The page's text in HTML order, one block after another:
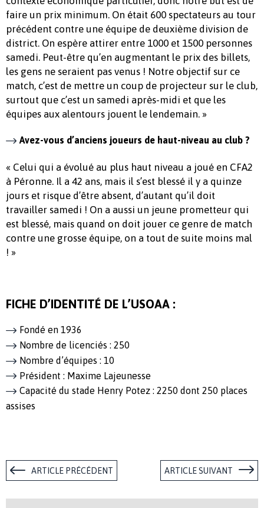
faire un prix minimum. On était 600 spectateurs au tour
précédent contre une équipe de deuxième division de
district. On espère attirer entre 1000 et 1500 personnes
samedi. Peut-être qu’en augmentant le prix des billets,
les gens ne seraient pas venus ! Notre objectif sur ce
match, c’est de mettre un coup de projecteur sur le club,
surtout que c’est un samedi après-midi et que les
équipes aux alentours jouent le lendemain. »
Avez-vous d’anciens joueurs de haut-niveau au club ?
« Celui qui a évolué au plus haut niveau a joué en CFA2
à Péronne. Il a 42 ans, mais il s’est blessé il y a quinze
jours et risque d’être absent, d’autant qu’il doit
travailler samedi ! On a aussi un jeune prometteur qui
est blessé, mais quand on doit jouer ce genre de match
contre une grosse équipe, on a tout de suite moins mal
! »
FICHE D’IDENTITÉ DE L’USOAA :
Fondé en 1936
Nombre de licenciés : 250
Nombre d’équipes : 10
Président : Maxime Lajeunesse
Capacité du stade Henry Potez : 2250 dont 250 places
assises
ARTICLE PRÉCÉDENT ARTICLE SUIVANT